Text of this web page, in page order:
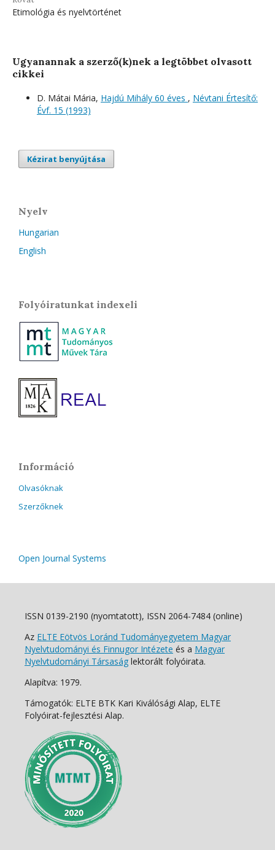
Etimológia és nyelvtörténet
Ugyanannak a szerző(k)nek a legtöbbet olvasott
cikkei
D. Mátai Mária, Hajdú Mihály 60 éves , Névtani Értesítő:
Évf. 15 (1993)
Kézirat benyújtása
Nyelv
Hungarian
English
Folyóiratunkat indexeli
Információ
Olvasóknak
Szerzőknek
Open Journal Systems
ISSN 0139-2190 (nyomtatott), ISSN 2064-7484 (online)
Az ELTE Eötvös Loránd Tudományegyetem Magyar
Nyelvtudományi és Finnugor Intézete és a Magyar
Nyelvtudományi Társaság lektorált folyóirata.
Alapítva: 1979.
Támogatók: ELTE BTK Kari Kiválósági Alap, ELTE
Folyóirat-fejlesztési Alap.